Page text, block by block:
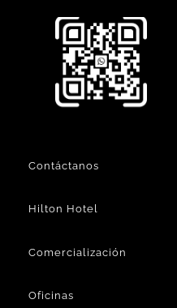
Contáctanos
Hilton Hotel
Comercialización
Oficinas